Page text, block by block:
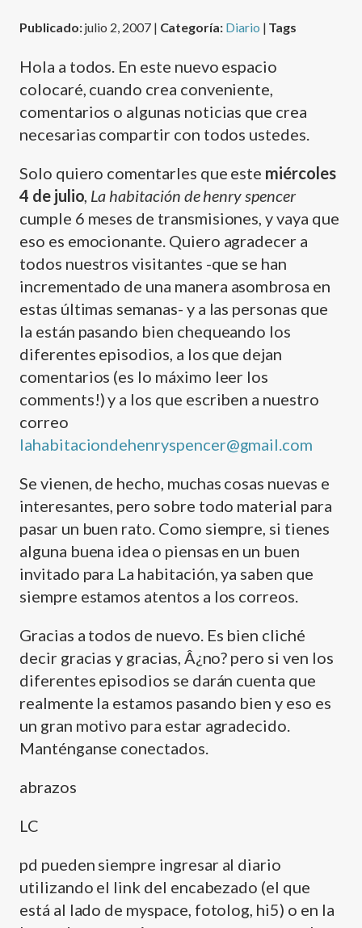
Publicado:julio 2, 2007 | Categoría: Diario | Tags
Hola a todos. En este nuevo espacio
colocaré, cuando crea conveniente,
comentarios o algunas noticias que crea
necesarias compartir con todos ustedes.
Solo quiero comentarles que este miércoles
4 de julio La habitación de henry spencer
cumple 6 meses de transmisiones, y vaya que
eso es emocionante. Quiero agradecer a
todos nuestros visitantes -que se han
incrementado de una manera asombrosa en
estas últimas semanas- y a las personas que
la están pasando bien chequeando los
diferentes episodios, a los que dejan
comentarios (es lo máximo leer los
comments!) y a los que escriben a nuestro
correo
lahabitaciondehenryspencer@gmail.com
Se vienen, de hecho, muchas cosas nuevas e
interesantes, pero sobre todo material para
pasar un buen rato. Como siempre, si tienes
alguna buena idea o piensas en un buen
invitado para La habitación, ya saben que
siempre estamos atentos a los correos.
Gracias a todos de nuevo. Es bien cliché
decir gracias y gracias, Â¿no? pero si ven los
diferentes episodios se darán cuenta que
realmente la estamos pasando bien y eso es
un gran motivo para estar agradecido.
Manténganse conectados.
abrazos
LC
pd pueden siempre ingresar al diario
utilizando el link del encabezado (el que
está al lado de myspace, fotolog, hi5) o en la